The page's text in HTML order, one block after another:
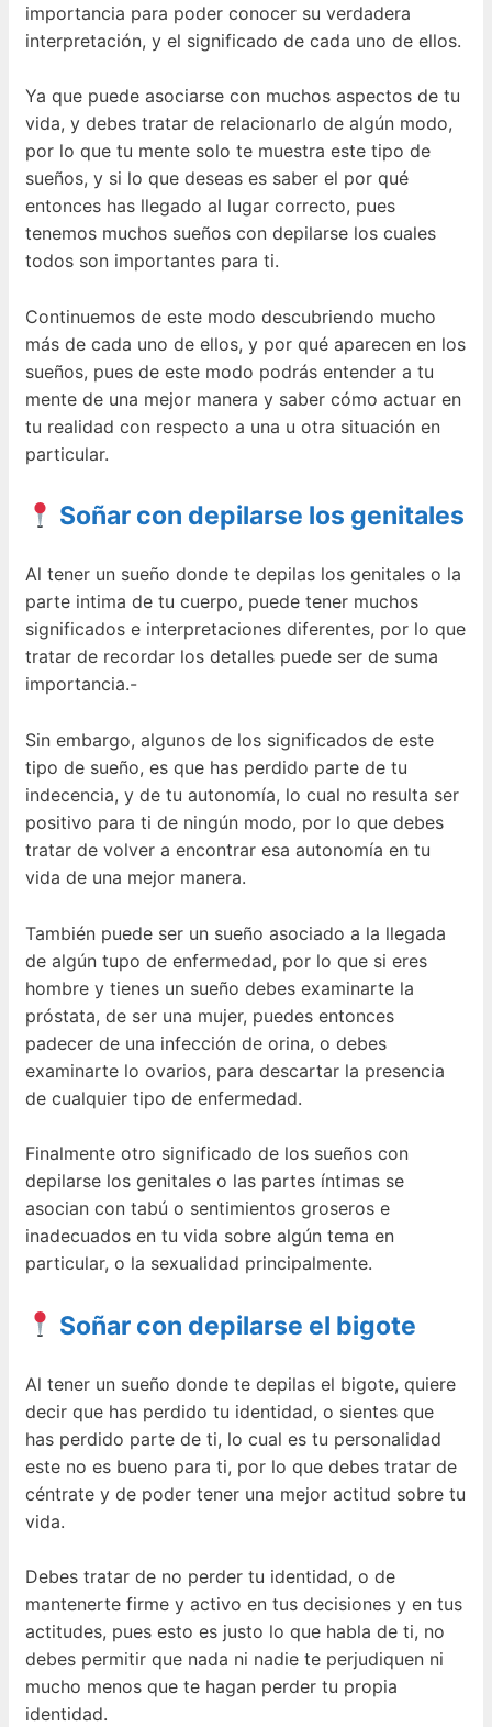
importancia para poder conocer su verdadera
interpretación, y el significado de cada uno de ellos.
Ya que puede asociarse con muchos aspectos de tu
vida, y debes tratar de relacionarlo de algún modo,
por lo que tu mente solo te muestra este tipo de
sueños, y si lo que deseas es saber el por qué
entonces has llegado al lugar correcto, pues
tenemos muchos sueños con depilarse los cuales
todos son importantes para ti.
Continuemos de este modo descubriendo mucho
más de cada uno de ellos, y por qué aparecen en los
sueños, pues de este modo podrás entender a tu
mente de una mejor manera y saber cómo actuar en
tu realidad con respecto a una u otra situación en
particular.
Soñar con depilarse los genitales
Al tener un sueño donde te depilas los genitales o la
parte intima de tu cuerpo, puede tener muchos
significados e interpretaciones diferentes, por lo que
tratar de recordar los detalles puede ser de suma
importancia.-
Sin embargo, algunos de los significados de este
tipo de sueño, es que has perdido parte de tu
indecencia, y de tu autonomía, lo cual no resulta ser
positivo para ti de ningún modo, por lo que debes
tratar de volver a encontrar esa autonomía en tu
vida de una mejor manera.
También puede ser un sueño asociado a la llegada
de algún tupo de enfermedad, por lo que si eres
hombre y tienes un sueño debes examinarte la
próstata, de ser una mujer, puedes entonces
padecer de una infección de orina, o debes
examinarte lo ovarios, para descartar la presencia
de cualquier tipo de enfermedad.
Finalmente otro significado de los sueños con
depilarse los genitales o las partes íntimas se
asocian con tabú o sentimientos groseros e
inadecuados en tu vida sobre algún tema en
particular, o la sexualidad principalmente.
Soñar con depilarse el bigote
Al tener un sueño donde te depilas el bigote, quiere
decir que has perdido tu identidad, o sientes que
has perdido parte de ti, lo cual es tu personalidad
este no es bueno para ti, por lo que debes tratar de
céntrate y de poder tener una mejor actitud sobre tu
vida.
Debes tratar de no perder tu identidad, o de
mantenerte firme y activo en tus decisiones y en tus
actitudes, pues esto es justo lo que habla de ti, no
debes permitir que nada ni nadie te perjudiquen ni
mucho menos que te hagan perder tu propia
identidad.